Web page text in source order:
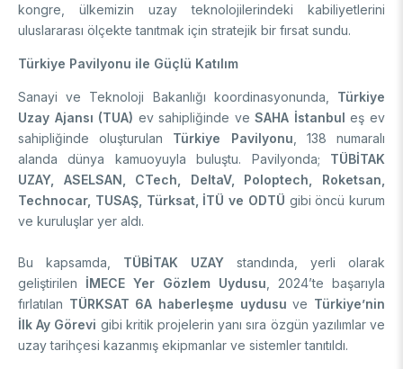
Burs Programları
Destek Programları
Eğitim Burs Programları
Uluslararası Burslar
Doktora Sonrası
Araştırma Burs Programları
Uluslararası Burslar
Araştırma Burs Programları
Uluslararası Burslar
AR-GE FAALİYETLERİMİZ
MAM
Enerji Teknolojileri
Malzeme ve Proses Teknolojileri
BİLGEM
Bilişim Teknolojileri Enstitüsü (BTE)
Siber Güvenlik Enstitüsü (SGE)
Ulusal Elektronik ve Kriptoloji Araştırma Enstitüsü (UEKAE)
Yapay Zekâ Enstitüsü (YZE)
AR-GE Birimleri
Raylı Ulaşım Teknolojileri Enstitüsü (RUTE)
Savunma Sanayii Araştırma ve Geliştirme Enstitüsü (SAGE)
AR-GE Kolaylık Birimleri
kongre, ülkemizin uzay teknolojilerindeki kabiliyetlerini
uluslararası ölçekte tanıtmak için stratejik bir fırsat sundu.
Türkiye Pavilyonu ile Güçlü Katılım
Sanayi ve Teknoloji Bakanlığı koordinasyonunda, Türkiye
Uzay Ajansı (TUA) ev sahipliğinde veSAHA İstanbul eş ev
sahipliğinde oluşturulan Türkiye Pavilyonu , 138 numaralı
alanda dünya kamuoyuyla buluştu. Pavilyonda; TÜBİTAK
UZAY, ASELSAN, CTech, DeltaV, Poloptech, Roketsan,
Technocar, TUSAŞ, Türksat, İTÜ ve ODTÜ gibi öncü kurum
ve kuruluşlar yer aldı.
Bu kapsamda, TÜBİTAK UZAY standında, yerli olarak
geliştirilen İMECE Yer Gözlem Uydusu , 2024’te başarıyla
fırlatılan TÜRKSAT 6A haberleşme uydusu ve Türkiye’nin
İlk Ay Görevi gibi kritik projelerin yanı sıra özgün yazılımlar ve
uzay tarihçesi kazanmış ekipmanlar ve sistemler tanıtıldı.